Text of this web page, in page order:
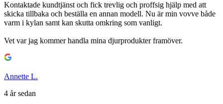
Kontaktade kundtjänst och fick trevlig och proffsig hjälp med att
skicka tillbaka och beställa en annan modell. Nu är min vovve både
varm i kylan samt kan skutta omkring som vanligt.
Vet var jag kommer handla mina djurprodukter framöver.
Annette L.
4 år sedan